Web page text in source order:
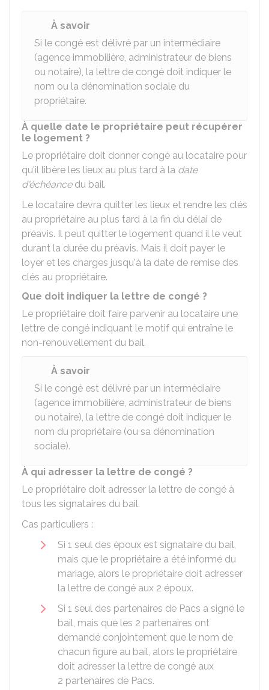
À savoir
Si le congé est délivré par un intermédiaire
(agence immobilière, administrateur de biens
ou notaire), la lettre de congé doit indiquer le
nom ou la dénomination sociale du
propriétaire.
À quelle date le propriétaire peut récupérer
le logement ?
Le propriétaire doit donner congé au locataire pour
qu'il libère les lieux au plus tard à la date
d'échéancedu bail.
Le locataire devra quitter les lieux et rendre les clés
au propriétaire au plus tard à la fin du délai de
préavis. Il peut quitter le logement quand il le veut
durant la durée du préavis. Mais il doit payer le
loyer et les charges jusqu'à la date de remise des
clés au propriétaire.
Que doit indiquer la lettre de congé ?
Le propriétaire doit faire parvenir au locataire une
lettre de congé indiquant le motif qui entraîne le
non-renouvellement du bail.
À savoir
Si le congé est délivré par un intermédiaire
(agence immobilière, administrateur de biens
ou notaire), la lettre de congé doit indiquer le
nom du propriétaire (ou sa dénomination
sociale).
À qui adresser la lettre de congé ?
Le propriétaire doit adresser la lettre de congé à
tous les signataires du bail.
Cas particuliers :
Si 1 seul des époux est signataire du bail,
mais que le propriétaire a été informé du
mariage, alors le propriétaire doit adresser
la lettre de congé aux 2 époux.
Si 1 seul des partenaires de Pacs a signé le
bail, mais que les 2 partenaires ont
demandé conjointement que le nom de
chacun figure au bail, alors le propriétaire
doit adresser la lettre de congé aux
2 partenaires de Pacs.